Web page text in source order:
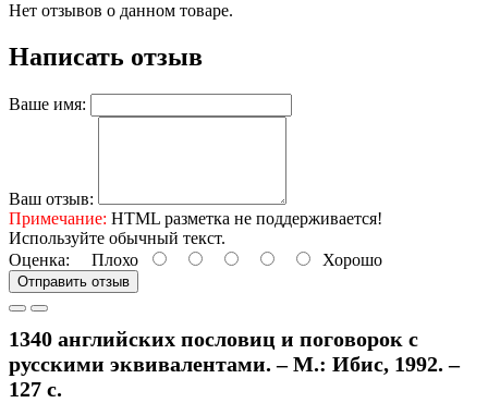
Нет отзывов о данном товаре.
Написать отзыв
Ваше имя:
Ваш отзыв:
Примечание: HTML разметка не поддерживается!
Используйте обычный текст.
Оценка: Плохо Хорошо
Отправить отзыв
1340 английских пословиц и поговорок с
русскими эквивалентами. – М.: Ибис, 1992. –
127 с.